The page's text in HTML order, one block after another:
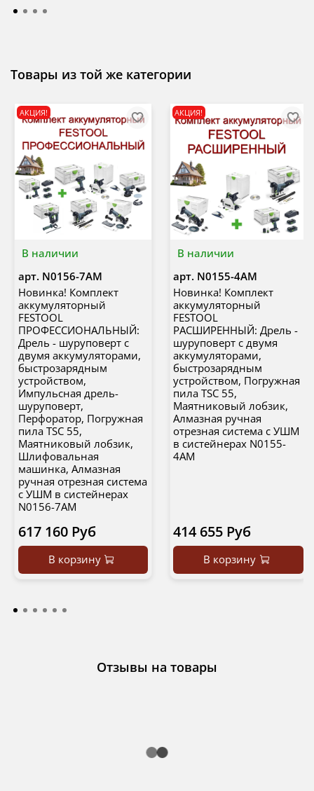
Товары из той же категории
В наличии
АКЦИЯ!
арт. N0156-7AM
Новинка! Комплект
аккумуляторный
FESTOOL
ПРОФЕССИОНАЛЬНЫЙ:
Дрель - шуруповерт с
двумя аккумуляторами,
быстрозарядным
устройством,
Импульсная дрель-
шуруповерт,
Перфоратор, Погружная
пила TSC 55,
Маятниковый лобзик,
Шлифовальная
машинка, Алмазная
ручная отрезная система
с УШМ в систейнерах
N0156-7AM
617 160 Руб
В корзину
В наличии
АКЦИЯ!
арт. N0155-4AM
Новинка! Комплект
аккумуляторный
FESTOOL
РАСШИРЕННЫЙ: Дрель -
шуруповерт с двумя
аккумуляторами,
быстрозарядным
устройством, Погружная
пила TSC 55,
Маятниковый лобзик,
Алмазная ручная
отрезная система с УШМ
в систейнерах N0155-
4AM
414 655 Руб
В корзину
Отзывы на товары